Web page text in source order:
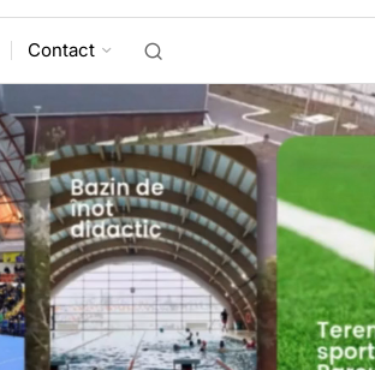
Contact